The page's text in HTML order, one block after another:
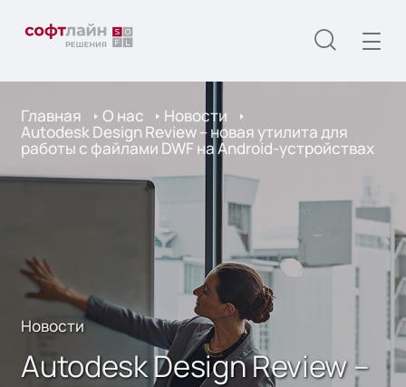
Главная О нас Новости
Autodesk Design Review – новая утилита для
работы с файлами DWF на Android-устройствах
Новости
Autodesk Design Review –